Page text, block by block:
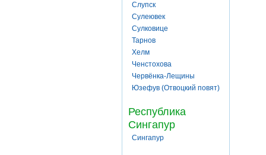
Слупск
Сулеювек
Сулковице
Тарнов
Хелм
Ченстохова
Червёнка-Лещины
Юзефув (Отвоцкий повят)
Республика
Сингапур
Сингапур